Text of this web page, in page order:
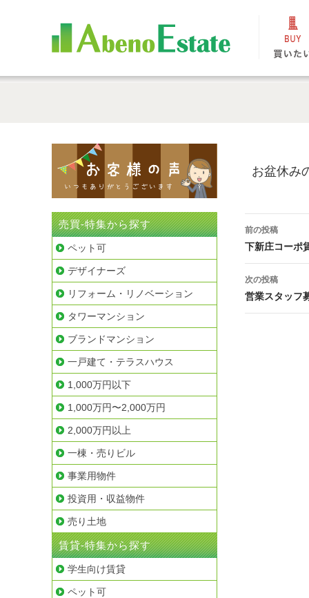
お盆休み
投
稿
ナ
ビ
前の投稿
下新庄コー
次の投稿
営業スタッフ
売買-特集から探す
ペット可
デザイナーズ
リフォーム・リノベーション
タワーマンション
ブランドマンション
一戸建て・テラスハウス
1,000万円以下
1,000万円〜2,000万円
2,000万円以上
一棟・売りビル
事業用物件
投資用・収益物件
売り土地
賃貸-特集から探す
学生向け賃貸
ペット可